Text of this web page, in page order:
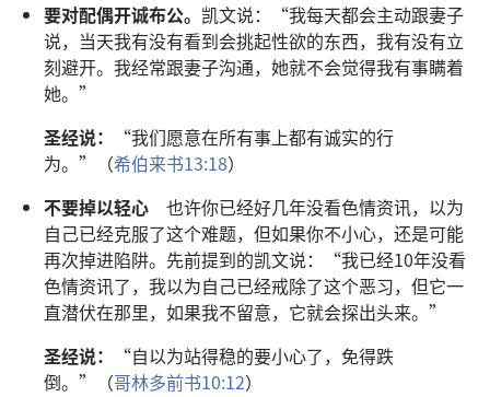
要对配偶开诚布公。 凯文说：“我每天都会主动跟妻子
说，当天我有没有看到会挑起性欲的东西，我有没有立
刻避开。我经常跟妻子沟通，她就不会觉得我有事瞒着
她。”
圣经说：
“我们愿意在所有事上都有诚实的行
为。”（希伯来书13:18）
不要掉以轻心 也许你已经好几年没看色情资讯，以为
自己已经克服了这个难题，但如果你不小心，还是可能
再次掉进陷阱。先前提到的凯文说：“我已经10年没看
色情资讯了，我以为自己已经戒除了这个恶习，但它一
直潜伏在那里，如果我不留意，它就会探出头来。”
圣经说：
“自以为站得稳的要小心了，免得跌
倒。”（哥林多前书10:12）